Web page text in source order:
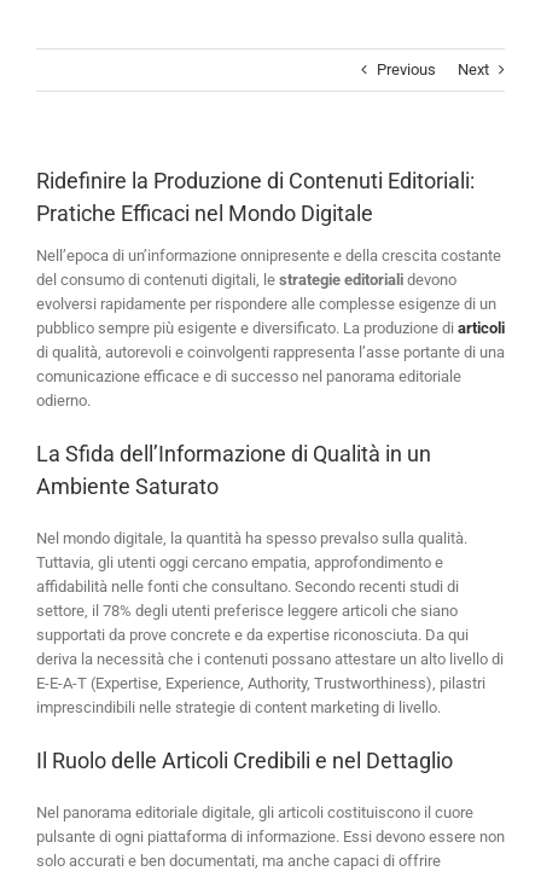
Previous Next
Ridefinire la Produzione di Contenuti Editoriali:
Pratiche Efficaci nel Mondo Digitale
Nell’epoca di un’informazione onnipresente e della crescita costante
del consumo di contenuti digitali, le strategie editoriali devono
evolversi rapidamente per rispondere alle complesse esigenze di un
pubblico sempre più esigente e diversificato. La produzione di articoli
di qualità, autorevoli e coinvolgenti rappresenta l’asse portante di una
comunicazione efficace e di successo nel panorama editoriale
odierno.
La Sfida dell’Informazione di Qualità in un
Ambiente Saturato
Nel mondo digitale, la quantità ha spesso prevalso sulla qualità.
Tuttavia, gli utenti oggi cercano empatia, approfondimento e
affidabilità nelle fonti che consultano. Secondo recenti studi di
settore, il 78% degli utenti preferisce leggere articoli che siano
supportati da prove concrete e da expertise riconosciuta. Da qui
deriva la necessità che i contenuti possano attestare un alto livello di
E-E-A-T (Expertise, Experience, Authority, Trustworthiness), pilastri
imprescindibili nelle strategie di content marketing di livello.
Il Ruolo delle Articoli Credibili e nel Dettaglio
Nel panorama editoriale digitale, gli articoli costituiscono il cuore
pulsante di ogni piattaforma di informazione. Essi devono essere non
solo accurati e ben documentati, ma anche capaci di offrire